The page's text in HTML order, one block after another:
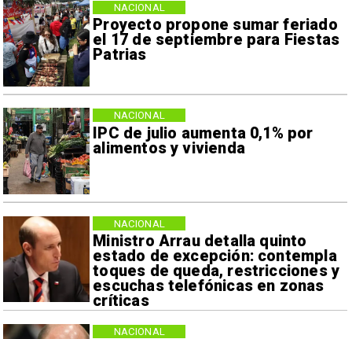
Proyecto propone sumar feriado
el 17 de septiembre para Fiestas
Patrias
NACIONAL
IPC de julio aumenta 0,1% por
alimentos y vivienda
NACIONAL
Ministro Arrau detalla quinto
estado de excepción: contempla
toques de queda, restricciones y
escuchas telefónicas en zonas
críticas
NACIONAL
NACIONAL